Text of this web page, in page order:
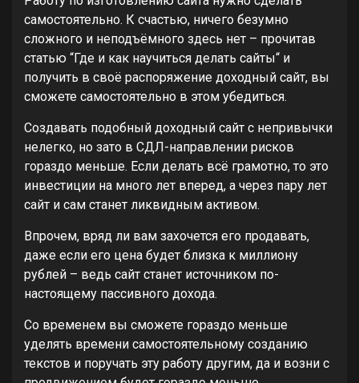
самостоятельно. К счастью, ничего безумно
сложного и неподъёмного здесь нет – прочитав
статью “Где и как научиться делать сайты“ и
получить в своё распоряжение доходный сайт, вы
сможете самостоятельно в этом убедиться.
Создавать подобный доходный сайт с непривычки
нелегко, но зато в СДЛ-направлении рисков
гораздо меньше. Если делать всё грамотно, то это
инвестиции на много лет вперед, а через пару лет
сайт и сам станет ликвидным активом.
Впрочем, вряд ли вам захочется его продавать,
даже если его цена будет близка к миллиону
рублей – ведь сайт станет источником по-
настоящему пассивного дохода.
Со временем вы сможете гораздо меньше
уделять времени самостоятельному созданию
текстов и поручать эту работу другим, да и возни с